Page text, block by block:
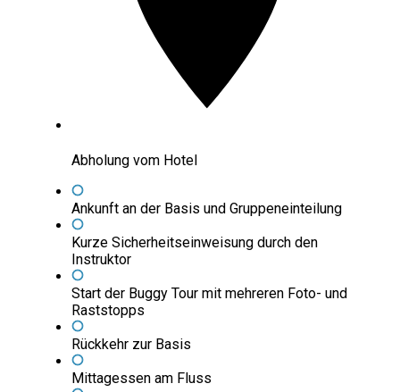
Abholung vom Hotel
Ankunft an der Basis und Gruppeneinteilung
Kurze Sicherheitseinweisung durch den
Instruktor
Start der Buggy Tour mit mehreren Foto- und
Raststopps
Rückkehr zur Basis
Mittagessen am Fluss